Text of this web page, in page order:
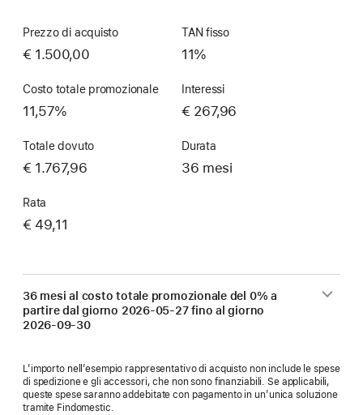
Prezzo di acquisto
€ 1.500,00
TAN fisso
11%
Costo totale promozionale
11,57%
Interessi
€ 267,96
Totale dovuto
€ 1.767,96
Durata
36 mesi
Rata
€ 49,11
36 mesi al costo totale promozionale del 0% a
partire dal giorno 2026-05-27fino al giorno
2026-09-30
L’importo nell’esempio rappresentativo di acquisto non include le spese
di spedizione e gli accessori, che non sono finanziabili. Se applicabili,
queste spese saranno addebitate con pagamento in un’unica soluzione
tramite Findomestic.